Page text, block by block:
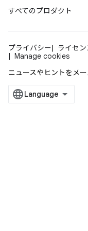
すべてのプロダクト
プライバシー ライセン
Manage cookies
ニュースやヒントをメ